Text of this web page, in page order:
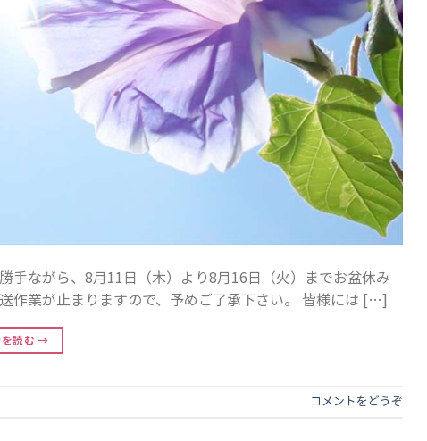
手ながら、8月11日（木）より8月16日（火）までお盆休み
作業が止まりますので、予めご了承下さい。 皆様には […]
を読む→
コメントをどうぞ